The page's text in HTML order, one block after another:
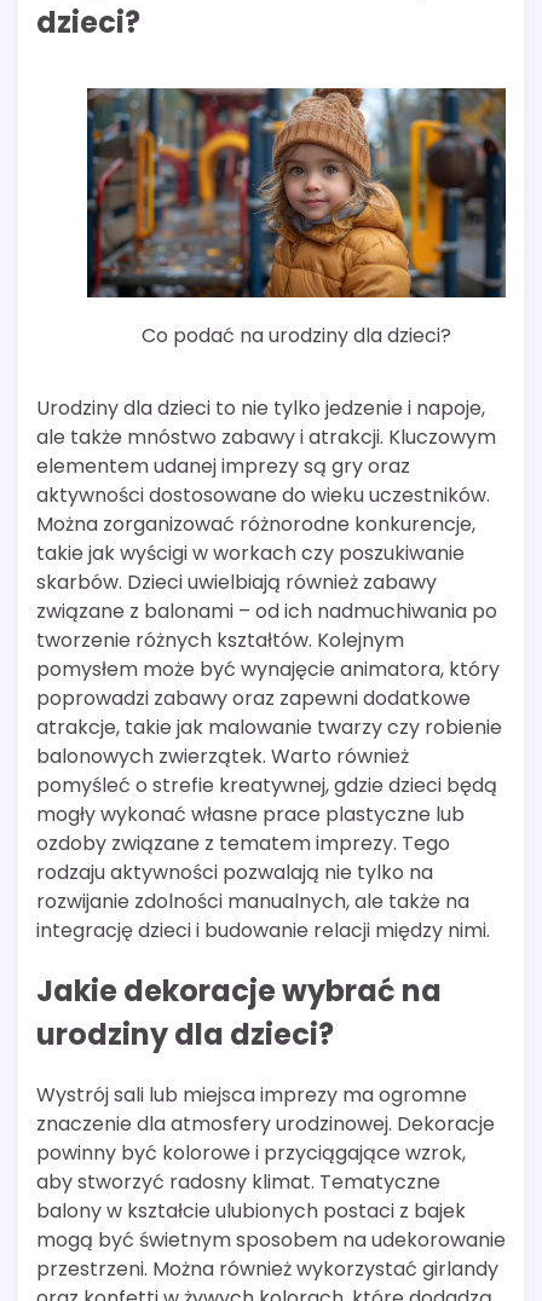
dzieci?
Co podać na urodziny dla dzieci?
Urodziny dla dzieci to nie tylko jedzenie i napoje,
ale także mnóstwo zabawy i atrakcji. Kluczowym
elementem udanej imprezy są gry oraz
aktywności dostosowane do wieku uczestników.
Można zorganizować różnorodne konkurencje,
takie jak wyścigi w workach czy poszukiwanie
skarbów. Dzieci uwielbiają również zabawy
związane z balonami – od ich nadmuchiwania po
tworzenie różnych kształtów. Kolejnym
pomysłem może być wynajęcie animatora, który
poprowadzi zabawy oraz zapewni dodatkowe
atrakcje, takie jak malowanie twarzy czy robienie
balonowych zwierzątek. Warto również
pomyśleć o strefie kreatywnej, gdzie dzieci będą
mogły wykonać własne prace plastyczne lub
ozdoby związane z tematem imprezy. Tego
rodzaju aktywności pozwalają nie tylko na
rozwijanie zdolności manualnych, ale także na
integrację dzieci i budowanie relacji między nimi.
Jakie dekoracje wybrać na
urodziny dla dzieci?
Wystrój sali lub miejsca imprezy ma ogromne
znaczenie dla atmosfery urodzinowej. Dekoracje
powinny być kolorowe i przyciągające wzrok,
aby stworzyć radosny klimat. Tematyczne
balony w kształcie ulubionych postaci z bajek
mogą być świetnym sposobem na udekorowanie
przestrzeni. Można również wykorzystać girlandy